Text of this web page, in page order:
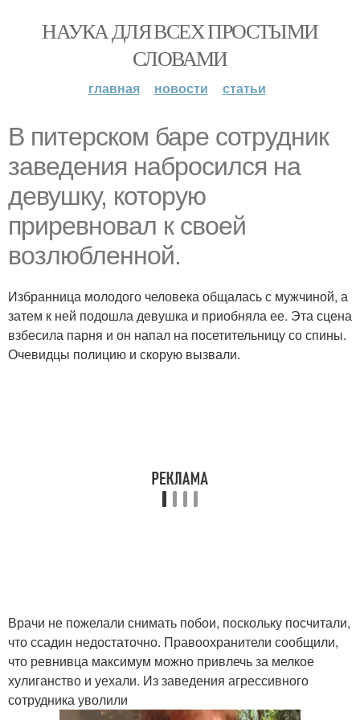
НАУКА ДЛЯ ВСЕХ ПРОСТЫМИ
СЛОВАМИ
главная новости статьи
В питерском баре сотрудник
заведения набросился на
девушку, которую
приревновал к своей
возлюбленной.
Избранница молодого человека общалась с мужчиной, а
затем к ней подошла девушка и приобняла ее. Эта сцена
взбесила парня и он напал на посетительницу со спины.
Очевидцы полицию и скорую вызвали.
Врачи не пожелали снимать побои, поскольку посчитали,
что ссадин недостаточно. Правоохранители сообщили,
что ревнивца максимум можно привлечь за мелкое
хулиганство и уехали. Из заведения агрессивного
сотрудника уволили